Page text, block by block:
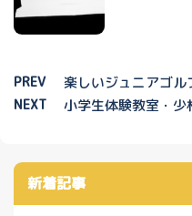
PREV 楽しいジュニアゴル
NEXT 小学生体験教室・少
新着記事